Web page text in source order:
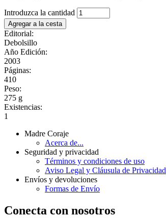
Introduzca la cantidad
Editorial:
Debolsillo
Año Edición:
2003
Páginas:
410
Peso:
275 g
Existencias:
1
Madre Coraje
Acerca de...
Seguridad y privacidad
Términos y condiciones de uso
Aviso Legal y Cláusula de Privacidad
Envíos y devoluciones
Formas de Envío
Conecta con nosotros